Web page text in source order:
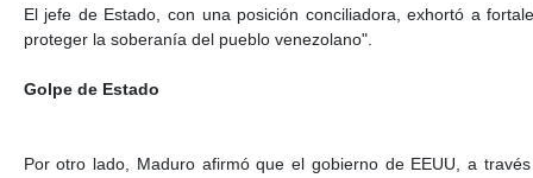
El jefe de Estado, con una posición conciliadora, exhortó a
proteger la soberanía del pueblo venezolano".
Golpe de Estado
Por otro lado, Maduro afirmó que el gobierno de EEUU, a